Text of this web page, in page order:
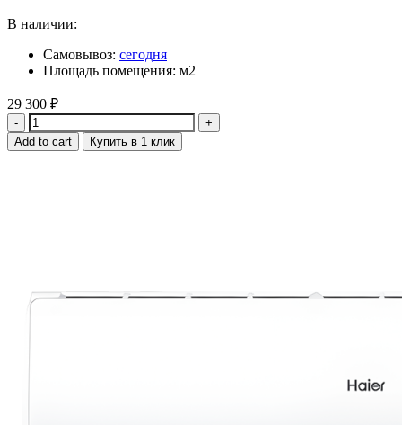
В наличии:
Самовывоз: сегодня
Площадь помещения: м2
29 300 ₽
Quantity
Add to cart Купить в 1 клик